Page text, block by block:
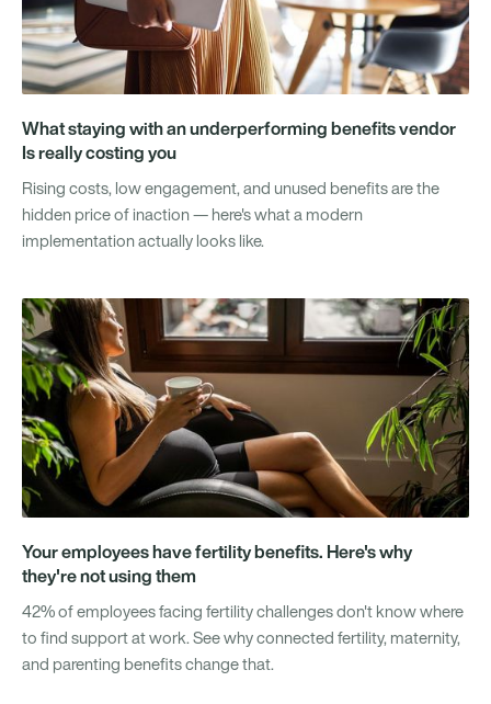
What staying with an underperforming benefits vendor
Is really costing you
Rising costs, low engagement, and unused benefits are the
hidden price of inaction — here's what a modern
implementation actually looks like.
Your employees have fertility benefits. Here's why
they're not using them
42% of employees facing fertility challenges don't know where
to find support at work. See why connected fertility, maternity,
and parenting benefits change that.